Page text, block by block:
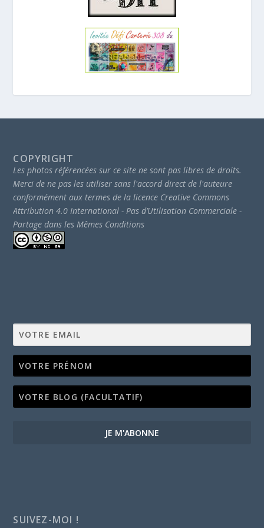
COPYRIGHT
Les photos référencées sur ce site ne sont pas libres de droits.
Merci de ne pas les utiliser sans l'accord direct de l'auteure
conformément aux termes de la licence Creative Commons
Attribution 4.0 International - Pas d’Utilisation Commerciale -
Partage dans les Mêmes Conditions
JE M'ABONNE
SUIVEZ-MOI !